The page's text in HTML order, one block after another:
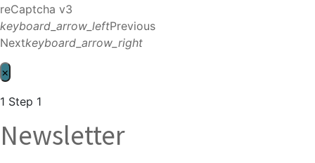
reCaptcha v3
keyboard_arrow_leftPrevious
Nextkeyboard_arrow_right
×
1 Step 1
Newsletter